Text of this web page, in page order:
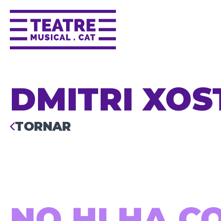
DMITRI
TORNAR